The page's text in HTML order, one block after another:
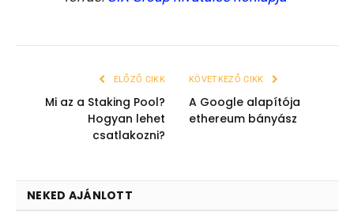
ELŐZŐ CIKK
Mi az a Staking Pool?
Hogyan lehet
csatlakozni?
KÖVETKEZŐ CIKK
A Google alapítója
ethereum bányász
NEKED AJÁNLOTT